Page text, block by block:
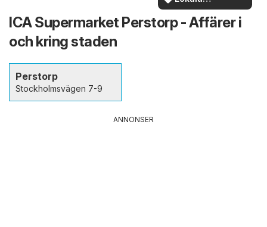
erbjudanden
ICA Supermarket Perstorp - Affärer i
och kring staden
Perstorp
Stockholmsvägen 7-9
ANNONSER